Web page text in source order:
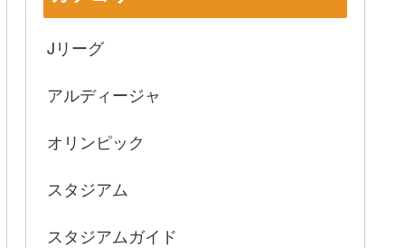
Jリーグ
アルディージャ
オリンピック
スタジアム
スタジアムガイド